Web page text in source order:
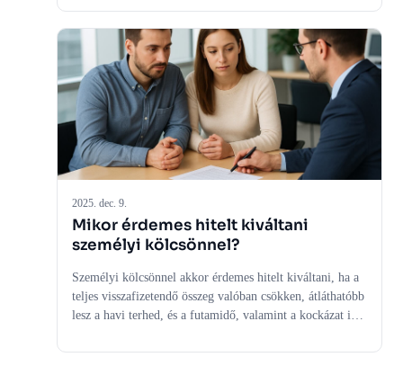
előtörlesztési díj, az új hitel költségei és a hosszabb
futamidő könnyen ronthatják az összképet. Ebben az
útmutatóban lépésről lépésre végigvesszük, hogyan
működik a hitelkiváltás, mit kell előre ellenőrizned, és
milyen hibákat érdemes elkerülnöd. A cél az, hogy a
végére ne csak azt értsd, mi a folyamat, hanem azt is,
mikor éri meg igazán belevágni.
2025. dec. 9.
Mikor érdemes hitelt kiváltani
személyi kölcsönnel?
Személyi kölcsönnel akkor érdemes hitelt kiváltani, ha a
teljes visszafizetendő összeg valóban csökken, átláthatóbb
lesz a havi terhed, és a futamidő, valamint a kockázat is
végigvezet azon, mikor jó döntés a személyi kölcsönös